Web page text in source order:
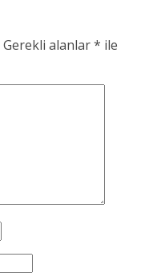
Gerekli alanlar* ile